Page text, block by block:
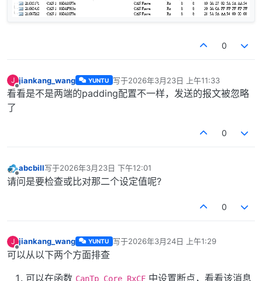
0
J
离线
jiankang_wang YUNTU 写于2026年3月23日 上午11:33
最后由 编辑
看看是不是两端的padding配置不一样，发送的报文被忽略
了
0
离线
abcbill写于2026年3月23日 下午12:01
最后由 编辑
请问是要检查或比对那二个设定值呢?
0
J
离线
jiankang_wang YUNTU 写于2026年3月24日 上午1:29
最后由 编辑
可以从以下两个方面排查
可以在函数 CanTp_Core_RxCF 中设置断点，看看该消息